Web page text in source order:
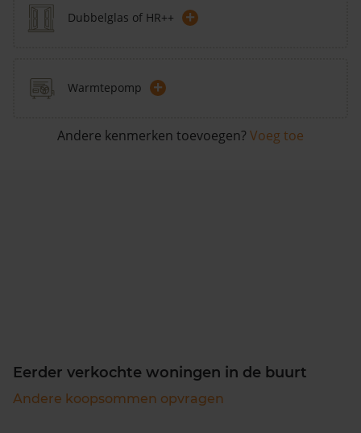
Dubbelglas of HR++ +
Warmtepomp +
Andere kenmerken toevoegen? Voeg toe
Eerder verkochte woningen in de buurt
Andere koopsommen opvragen